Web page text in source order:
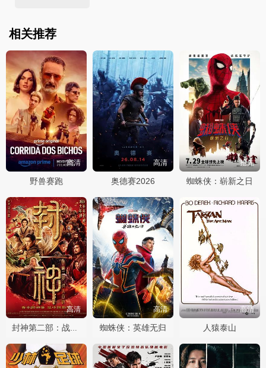
相关推荐
高清
野兽赛跑
高清
奥德赛2026
抢先
蜘蛛侠：崭新之日
高清
封神第二部：战火西岐
高清
蜘蛛侠：英雄无归
高清
人猿泰山